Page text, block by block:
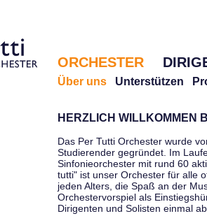
ORCHESTER
Über uns Unterstützen
HERZLICH WILLKOMMEN
Das Per Tutti Orchester wurde
Studierender gegründet. Im
Sinfonieorchester mit rund 60
tutti" ist unser Orchester für alle
jeden Alters, die Spaß an der
Orchestervorspiel als
Dirigenten und Solisten einmal